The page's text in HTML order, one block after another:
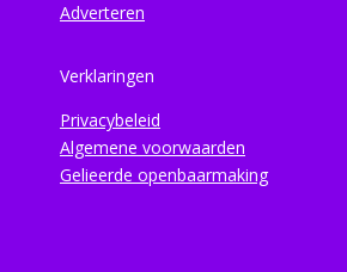
Adverteren
Verklaringen
Privacybeleid
Algemene voorwaarden
Gelieerde openbaarmaking